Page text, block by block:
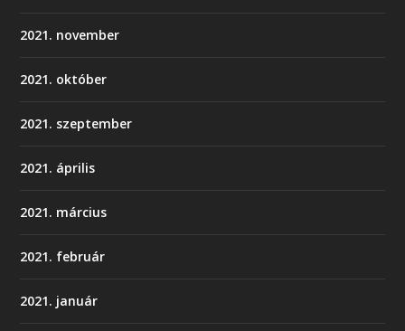
2021. november
2021. október
2021. szeptember
2021. április
2021. március
2021. február
2021. január